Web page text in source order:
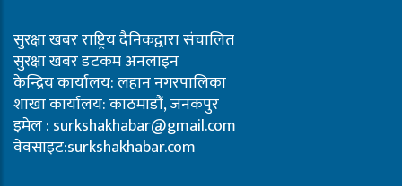
सुरक्षा खबर राष्ट्रिय दैनिकद्वारा संचालित
सुरक्षा खबर डटकम अनलाइन
केन्द्रिय कार्यालय: लहान नगरपालिका
शाखा कार्यालय: काठमाडौं, जनकपुर
इमेल : surkshakhabar@gmail.com
वेवसाइट:surkshakhabar.com